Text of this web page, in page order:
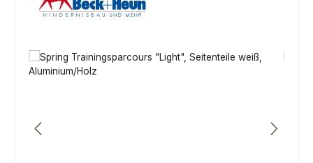
Bildergalerie überspringen